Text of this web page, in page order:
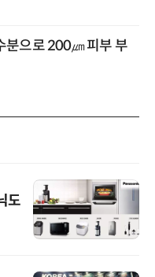
분으로 200㎛ 피부 부
도